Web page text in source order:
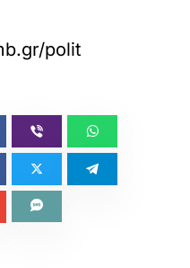
politikh/story/